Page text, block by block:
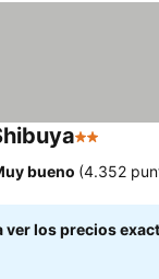
2 Estrellas
bueno (4.352
ver los precios